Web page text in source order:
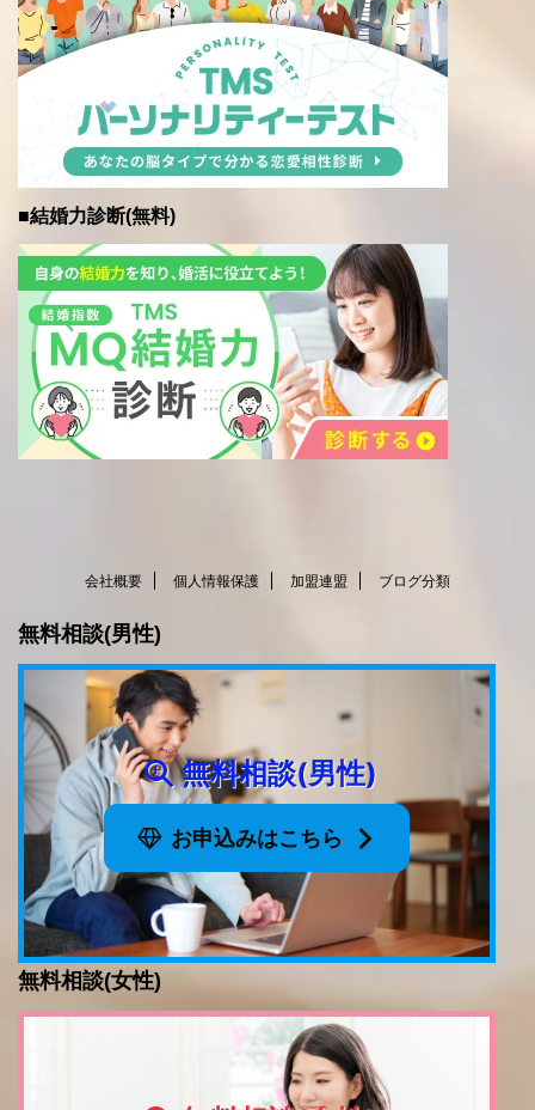
■結婚力診断(無料)
会社概要 個人情報保護 加盟連盟 ブログ分類
無料相談(男性)
無料相談(男性)
お申込みはこちら
無料相談(女性)